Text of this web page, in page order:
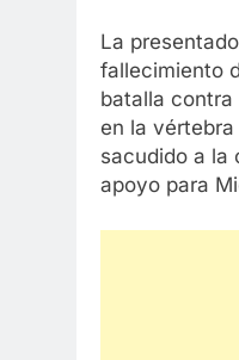
La
fallecimiento
batalla
en la
sacudido a la
apoyo para